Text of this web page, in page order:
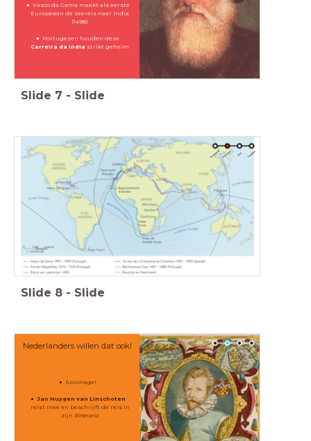
Vasco da Gama maakt als eerste
Europeaan de zeereis naar India
(1498)
Portugezen houden deze
Carreira da India strikt geheim
Slide 7 - Slide
Slide 8 - Slide
Nederlanders willen dat ook!
Spionage!
Jan Huygen van Linschoten
reist mee en beschrijft de reis in
zijn Itinerario